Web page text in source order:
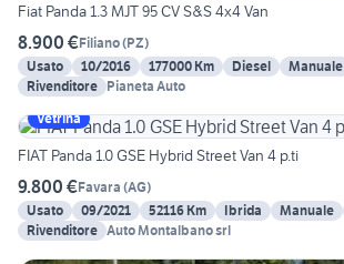
Fiat Panda 1.3 MJT 95 CV S&S 4x4 Van
8.900 €Filiano(PZ)
Usato
10/2016 177000 Km Diesel Manuale
Rivenditore Pianeta Auto
Vetrina
FIAT Panda 1.0 GSE Hybrid Street Van 4 p.ti
9.800 €Favara (AG)
Usato
09/2021 52116 Km Ibrida Manuale
Rivenditore Auto Montalbano srl